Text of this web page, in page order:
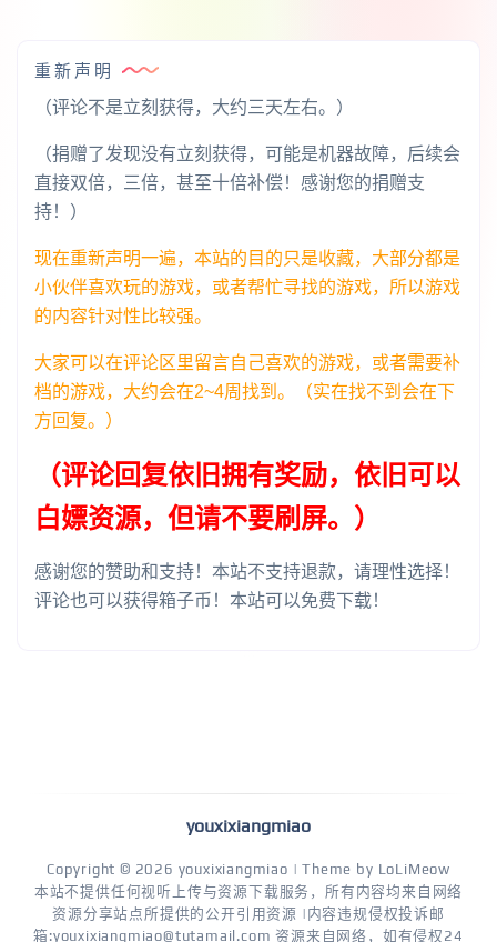
重新声明
（评论不是立刻获得，大约三天左右。）
（捐赠了发现没有立刻获得，可能是机器故障，后续会
直接双倍，三倍，甚至十倍补偿！感谢您的捐赠支
持！）
现在重新声明一遍，本站的目的只是收藏，大部分都是
小伙伴喜欢玩的游戏，或者帮忙寻找的游戏，所以游戏
的内容针对性比较强。
大家可以在评论区里留言自己喜欢的游戏，或者需要补
档的游戏，大约会在2~4周找到。（实在找不到会在下
方回复。）
（评论回复依旧拥有奖励，依旧可以
白嫖资源，但请不要刷屏。）
感谢您的赞助和支持！本站不支持退款，请理性选择！
评论也可以获得箱子币！本站可以免费下载！
youxixiangmiao
Copyright © 2026 youxixiangmiao | Theme by LoLiMeow
本站不提供任何视听上传与资源下载服务，所有内容均来自网络
资源分享站点所提供的公开引用资源 |内容违规侵权投诉邮
箱:youxixiangmiao@tutamail.com 资源来自网络，如有侵权24